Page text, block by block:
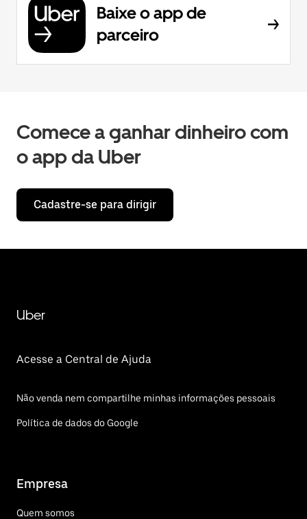
Baixe o app de
parceiro
Comece a ganhar dinheiro com
o app da Uber
Cadastre-se para dirigir
Uber
Acesse a Central de Ajuda
Não venda nem compartilhe minhas informações pessoais
Política de dados do Google
Empresa
Quem somos